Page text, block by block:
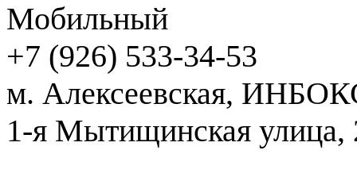
Мобильный
+7 (926) 533-34-53
м. Алексеевская,
1-я Мытищинская улица,